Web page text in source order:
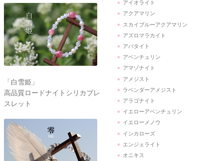
「白雪姫」
高品質ロードナイトシリカブレ
スレット
アイオライト
アクアマリン
スカイブルーアクアマリン
アズロマラカイト
アパタイト
アベンチュリン
アマゾナイト
アメジスト
ラベンダーアメジスト
アラゴナイト
イエローアベンチュリン
イエローメノウ
インカローズ
エンジェライト
オニキス